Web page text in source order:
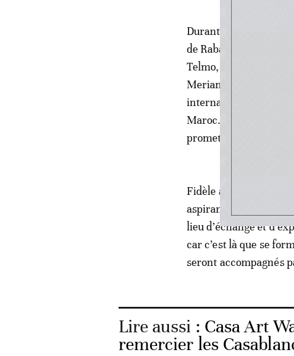
Durant 9 ans
de Rabat. Un
Telmo, Miel, Sebas
Meriam Benkirane et
internationale sont
Maroc. Leur façon de
promettant de belles
Fidèle à son esprit de
aspirants muralistes à
lieu d’échange et
car c’est là que se
seront accompagnés
Lire aussi : Casa Art
remercier les